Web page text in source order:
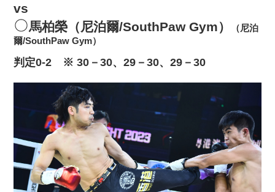
vs
馬柏榮（尼泊爾/SouthPaw Gym）
（尼泊
爾/SouthPaw Gym）
判定0‐2 ※ 30－30、29－30、29－30